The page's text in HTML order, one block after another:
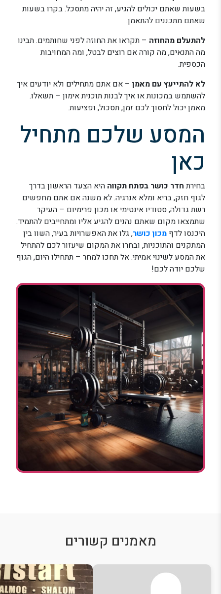
בשעות שאתם יכולים להגיע, זה יהיה מתסכל. בקרו בשעות
שאתם מתכננים להתאמן.
להתעלם מהחוזה – תקראו את החוזה לפני שחותמים. תבינו
מה התנאים, מה קורה אם רוצים לבטל, ומה המחויבות
הכספית.
לא להתייעץ עם מאמן – אם אתם מתחילים ולא יודעים איך
להשתמש במכונות או איך לבנות תוכנית אימון – תשאלו.
מאמן יכול לחסוך לכם זמן, תסכול, ופציעות.
המסע שלכם מתחיל
כאן
בחירתחדר כושר בפתח תקווה היא הצעד הראשון בדרך
לגוף חזק, בריא ומלא אנרגיה. לא משנה אם אתם מחפשים
רשת גדולה, סטודיו אינטימי או מכון פרימיום – העיקר
שתמצאו מקום שאתם נהנים להגיע אליו ומתחייבים להתמיד.
היכנסו לדף מכון כושר, גלו את האפשרויות בעיר, השוו בין
המתקנים והתוכניות, ובחרו את המקום שיעזור לכם להתחיל
את המסע לשינוי אמיתי. אל תחכו למחר – תתחילו היום, הגוף
שלכם יודה לכם!
מאמנים קשורים